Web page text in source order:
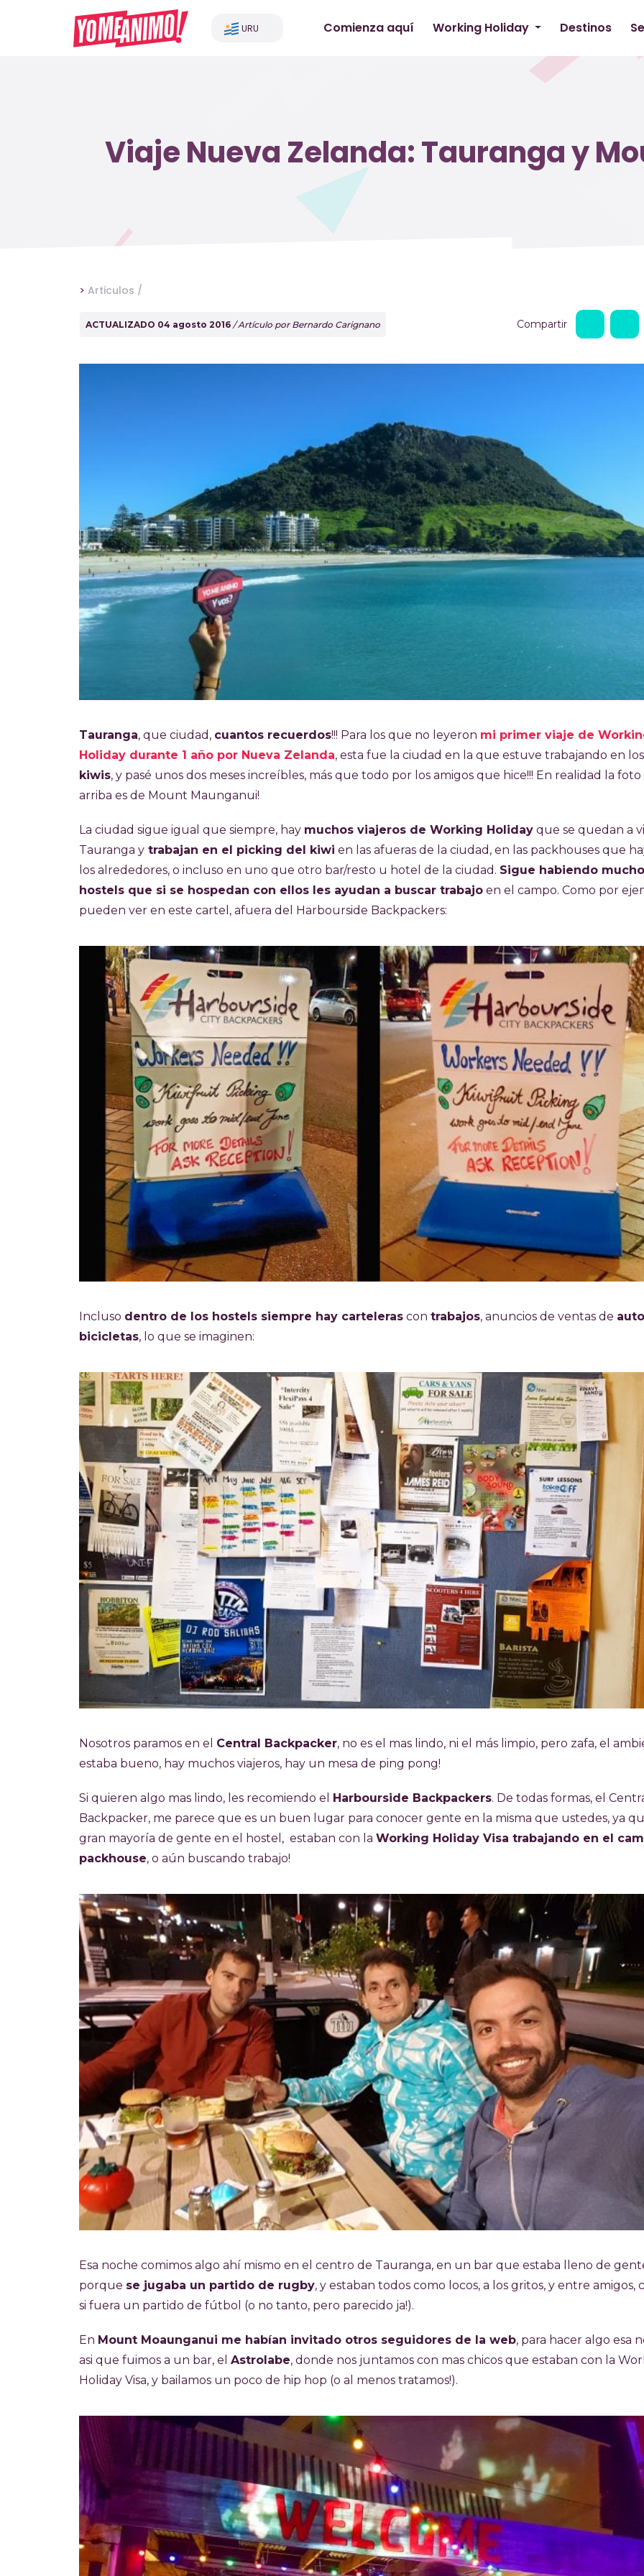
URU Comienza aquí Working Holiday Destinos
Viaje Nueva Zelanda: Tauranga y
> Articulos /
ACTUALIZADO 04 agosto 2016 / Artículo por Bernardo Carignano Compartir
Tauranga, que ciudad, cuantos recuerdos!!! Para los que no leyeron mi primer viaje de
Holiday durante 1 año por Nueva Zelanda, esta fue la ciudad en la que estuve trabajando en los
kiwis, y pasé unos dos meses increíbles, más que todo por los amigos que hice!!! En realidad la
arriba es de Mount Maunganui!
La ciudad sigue igual que siempre, hay muchos viajeros de Working Holiday que se quedan a
Tauranga y trabajan en el picking del kiwi en las afueras de la ciudad, en las packhouses que
los alrededores, o incluso en uno que otro bar/resto u hotel de la ciudad. Sigue habiendo
hostels que si se hospedan con ellos les ayudan a buscar trabajo en el campo. Como por
pueden ver en este cartel, afuera del Harbourside Backpackers:
Incluso dentro de los hostels siempre hay carteleras con trabajos, anuncios de ventas de
bicicletas, lo que se imaginen:
Nosotros paramos en el Central Backpacker, no es el mas lindo, ni el más limpio, pero zafa, el
estaba bueno, hay muchos viajeros, hay un mesa de ping pong!
Si quieren algo mas lindo, les recomiendo el Harbourside Backpackers. De todas formas, el
Backpacker, me parece que es un buen lugar para conocer gente en la misma que ustedes, ya
gran mayoría de gente en el hostel, estaban con la Working Holiday Visa trabajando en el
packhouse, o aún buscando trabajo!
Esa noche comimos algo ahí mismo en el centro de Tauranga, en un bar que estaba lleno de
porque se jugaba un partido de rugby, y estaban todos como locos, a los gritos, y entre amigos,
si fuera un partido de fútbol (o no tanto, pero parecido ja!).
En Mount Moaunganui me habían invitado otros seguidores de la web, para hacer algo esa
asi que fuimos a un bar, el Astrolabe, donde nos juntamos con mas chicos que estaban con la
Holiday Visa, y bailamos un poco de hip hop (o al menos tratamos!).